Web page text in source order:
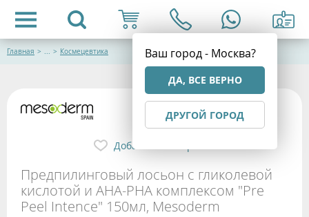
Ваш город - Москва?
ДА, ВСЕ ВЕРНО
ДРУГОЙ ГОРОД
Главная > ... > Космецевтика
Предпилинговый лосьон с гликолевой
кислотой и АНА-РНА комплексом "Pre
Peel Intence" 150мл, Mesoderm
Добавить в избранное